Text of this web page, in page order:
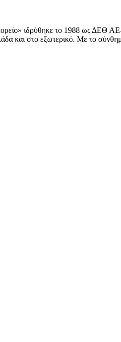
ιδρύθηκε το 1988 ως ΔΕΘ
και στο εξωτερικό. Με το